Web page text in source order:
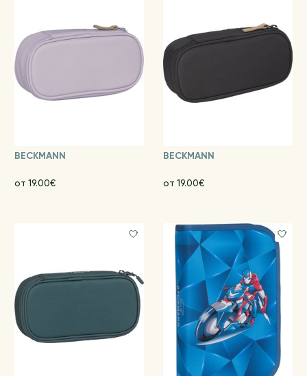
BECKMANN
от 19.00€
BECKMANN
от 19.00€